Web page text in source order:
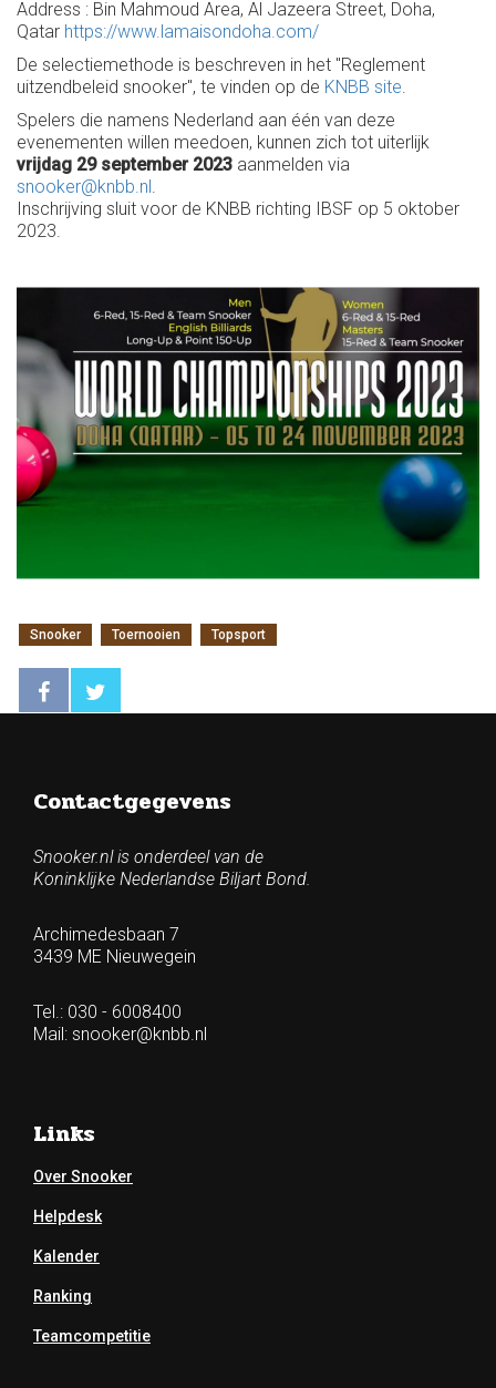
Address : Bin Mahmoud Area, Al Jazeera Street, Doha,
Qatar https://www.lamaisondoha.com/
De selectiemethode is beschreven in het "Reglement
uitzendbeleid snooker", te vinden op de KNBB site.
Spelers die namens Nederland aan één van deze
evenementen willen meedoen, kunnen zich tot uiterlijk
vrijdag 29 september 2023 aanmelden via
snooker@knbb.nl.
Inschrijving sluit voor de KNBB richting IBSF op 5 oktober
2023.
Snooker Toernooien Topsport
Contactgegevens
Snooker.nl is onderdeel van de
Koninklijke Nederlandse Biljart Bond.
Archimedesbaan 7
3439 ME Nieuwegein
Tel.: 030 - 6008400
Mail: snooker@knbb.nl
Links
Over Snooker
Helpdesk
Kalender
Ranking
Teamcompetitie